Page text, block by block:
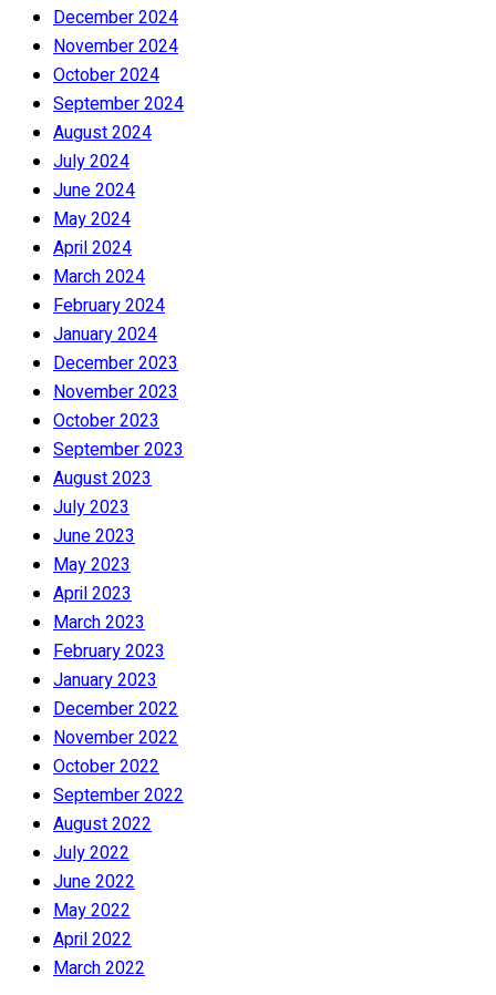
December 2024
November 2024
October 2024
September 2024
August 2024
July 2024
June 2024
May 2024
April 2024
March 2024
February 2024
January 2024
December 2023
November 2023
October 2023
September 2023
August 2023
July 2023
June 2023
May 2023
April 2023
March 2023
February 2023
January 2023
December 2022
November 2022
October 2022
September 2022
August 2022
July 2022
June 2022
May 2022
April 2022
March 2022